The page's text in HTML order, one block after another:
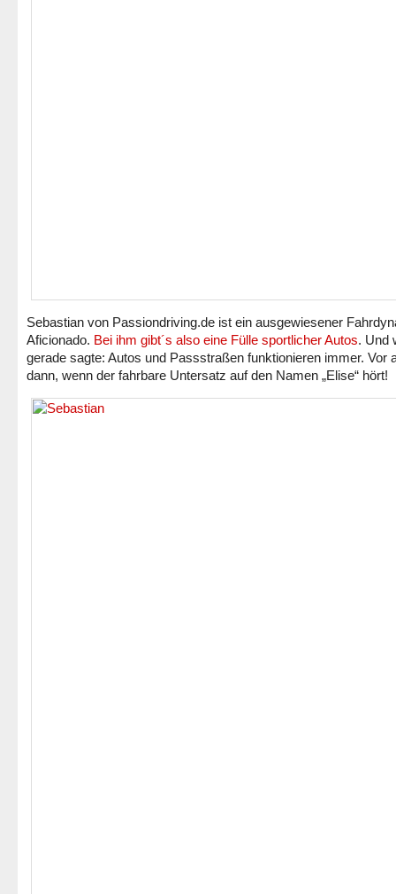
Sebastian von Passiondriving.de ist ein ausgewiesener
Aficionado. Bei ihm gibt´s also eine Fülle sportlicher Autos. Und
gerade sagte: Autos und Passstraßen funktionieren immer. Vor
dann, wenn der fahrbare Untersatz auf den Namen „Elise“ hört!